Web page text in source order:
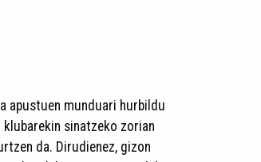
apustuen munduari hurbildu
sinatzeko zorian
da. Dirudienez, gizon